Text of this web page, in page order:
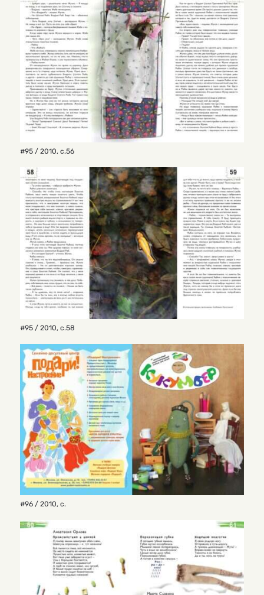
#95 / 2010, с.56
#95 / 2010, с.58
#96 / 2010, с.